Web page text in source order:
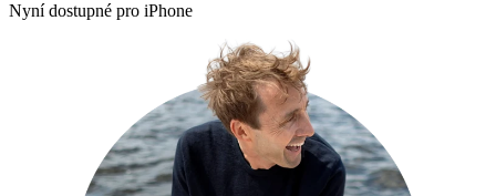
Nyní dostupné pro iPhone